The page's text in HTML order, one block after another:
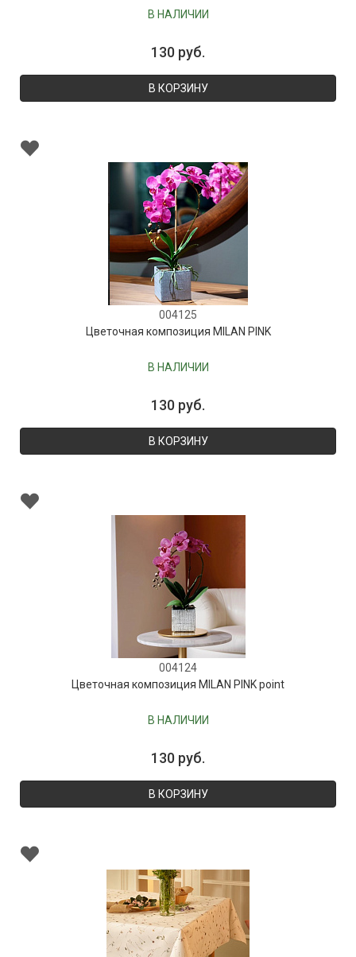
В НАЛИЧИИ
130 руб.
В КОРЗИНУ
004125
Цветочная композиция MILAN PINK
В НАЛИЧИИ
130 руб.
В КОРЗИНУ
004124
Цветочная композиция MILAN PINK point
В НАЛИЧИИ
130 руб.
В КОРЗИНУ